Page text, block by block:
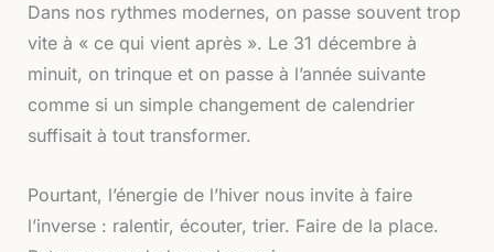
Dans nos rythmes modernes, on passe souvent trop
vite à « ce qui vient après ». Le 31 décembre à
minuit, on trinque et on passe à l’année suivante
comme si un simple changement de calendrier
suffisait à tout transformer.
Pourtant, l’énergie de l’hiver nous invite à faire
l’inverse : ralentir, écouter, trier. Faire de la place.